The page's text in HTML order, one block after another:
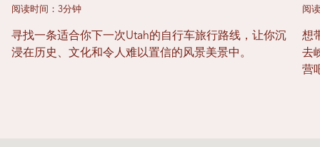
阅读时间：3分钟
寻找一条适合你下一次Utah的自行车旅行路线，让你沉
浸在历史、文化和令人难以置信的风景美景中。
阅
想
去
营